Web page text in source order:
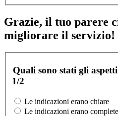
Grazie, il tuo parere
migliorare il servizio!
Quali sono stati gli
1/2
Le indicazioni erano chiare
Le indicazioni erano complete